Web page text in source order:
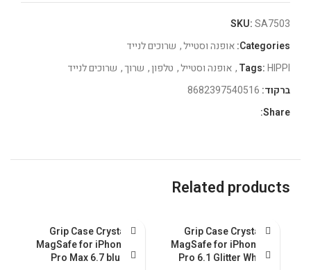
SKU:SA7503
Categories: אופנה וסטייל, שרוכים לנייד
Tags:HIPPI
, אופנה וסטייל, טלפון, שרוך, שרוכים לנייד
ברקוד:
Share:
Related products
Grip Case Crystal
MagSafe for iPhone 14
Pro 6.1 Glitter White
Grip Case Crystal
MagSafe for iPhone 14
Pro Max 6.7 blue